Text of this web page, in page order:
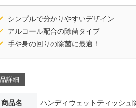
シンプルで分かりやすいデザイン
アルコール配合の除菌タイプ
手や身の回りの除菌に最適！
詳細
商品名 ハンディウェットティッシュ